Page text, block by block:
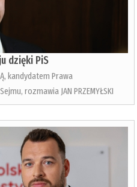
dzięki PiS
kandydatem Prawa
rozmawia JAN PRZEMYŁSKI